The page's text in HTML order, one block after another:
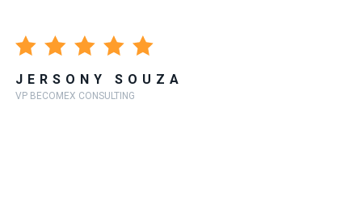
JERSONY SOUZA
VP BECOMEX CONSULTING